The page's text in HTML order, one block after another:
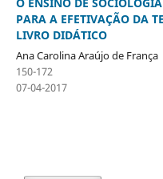
PARA A EFETIVAÇÃO DA
LIVRO DIDÁTICO
Ana Carolina Araújo de França
150-172
07-04-2017